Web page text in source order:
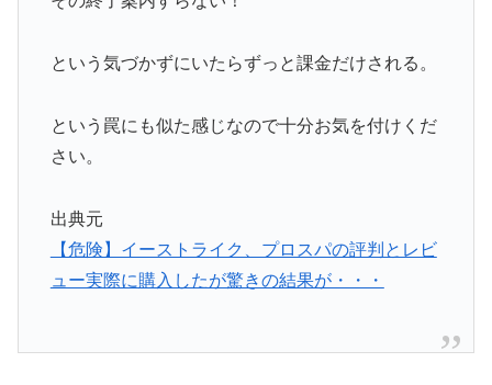
という気づかずにいたらずっと課金だけされる。
という罠にも似た感じなので十分お気を付けくだ
さい。
出典元
【危険】イーストライク、プロスパの評判とレビ
ュー実際に購入したが驚きの結果が・・・